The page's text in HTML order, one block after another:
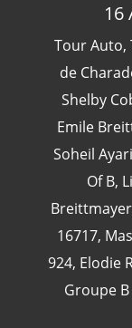
16
Tour Auto,
de
Shelby
Emile
Soheil Ayari
Of B,
Breittmayer
16717,
924, Elodie
Groupe